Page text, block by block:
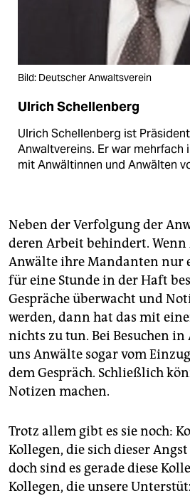
Bild: Deutscher Anwaltsverein
Ulrich Schellenberg
Ulrich Schellenberg ist
Anwaltvereins. Er war mehrfach
mit Anwältinnen und Anwälten
Neben der Verfolgung der
deren Arbeit behindert.
Anwälte ihre Mandanten nur
für eine Stunde in der Haft
Gespräche überwacht und
werden, dann hat das mit
nichts zu tun. Bei Besuchen
uns Anwälte sogar vom
dem Gespräch. Schließlich
Notizen machen.
Trotz allem gibt es sie noch:
Kollegen, die sich dieser
doch sind es gerade diese
Kollegen, die unsere